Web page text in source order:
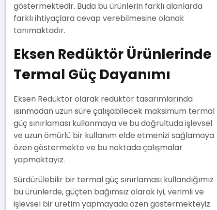
göstermektedir. Buda bu ürünlerin farklı alanlarda
farklı ihtiyaçlara cevap verebilmesine olanak
tanımaktadır.
Eksen Redüktör Ürünlerinde
Termal Güç Dayanımı
Eksen Redüktör olarak redüktör tasarımlarında
ısınmadan uzun süre çalışabilecek maksimum termal
güç sınırlaması kullanmaya ve bu doğrultuda işlevsel
ve uzun ömürlü bir kullanım elde etmenizi sağlamaya
özen göstermekte ve bu noktada çalışmalar
yapmaktayız.
Sürdürülebilir bir termal güç sınırlaması kullandığımız
bu ürünlerde, güçten bağımsız olarak iyi, verimli ve
işlevsel bir üretim yapmayada özen göstermekteyiz.